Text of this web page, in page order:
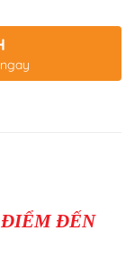
ĐIỂM ĐẾN